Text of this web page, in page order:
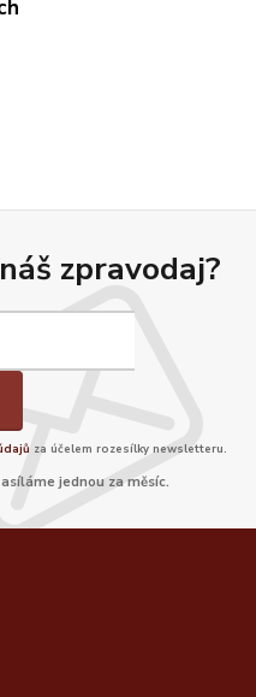
zpravodaj?
za účelem rozesílky newsletteru.
jednou za měsíc.